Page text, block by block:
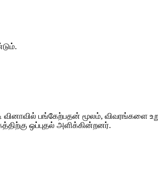
பங்கேற்பதன் மூலம், விவரங்களை
ஒப்புதல் அளிக்கின்றனர்.